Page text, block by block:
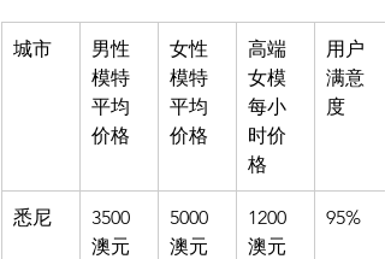
城市
男性
模特
平均
价格
女性
模特
平均
价格
高端
女模
每小
时价
格
用户
满意
度
悉尼
3500
澳元
5000
澳元
1200
澳元
95%